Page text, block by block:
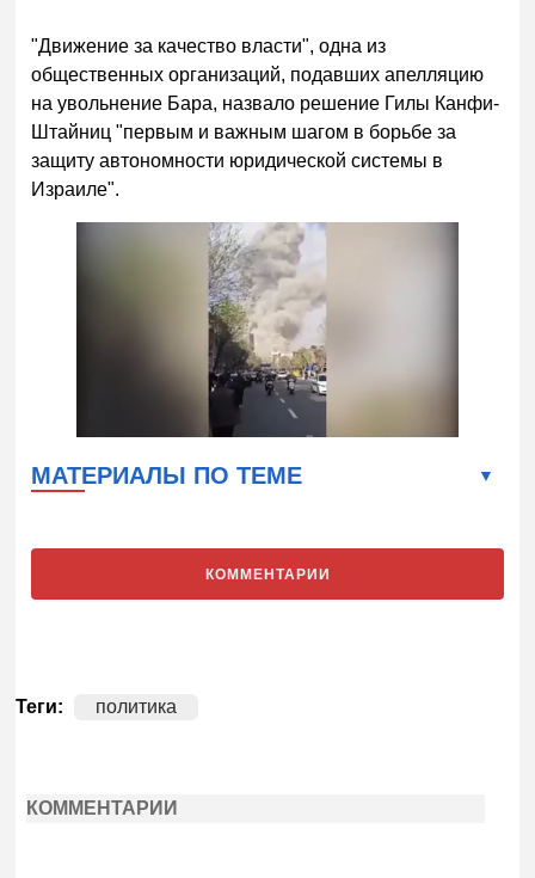
"Движение за качество власти", одна из
общественных организаций, подавших апелляцию
на увольнение Бара, назвало решение Гилы Канфи-
Штайниц "первым и важным шагом в борьбе за
защиту автономности юридической системы в
Израиле".
МАТЕРИАЛЫ ПО ТЕМЕ
КОММЕНТАРИИ
Теги: политика
КОММЕНТАРИИ